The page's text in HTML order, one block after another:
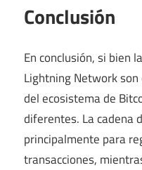
Conclusión
En conclusión, si bien
Lightning Network
del ecosistema de
diferentes. La cadena
principalmente para
transacciones,